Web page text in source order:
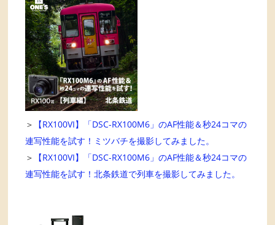
＞ 【RX100VI】「DSC-RX100M6」のAF性能＆秒24コマの
連写性能を試す！ミツバチを撮影してみました。
＞ 【RX100VI】「DSC-RX100M6」のAF性能＆秒24コマの
連写性能を試す！北条鉄道で列車を撮影してみました。